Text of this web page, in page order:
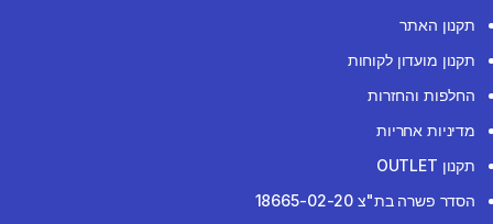
תקנון האתר
תקנון מועדון לקוחות
החלפות והחזרות
מדיניות אחריות
תקנון OUTLET
הסדר פשרה בת"צ 18665-02-20